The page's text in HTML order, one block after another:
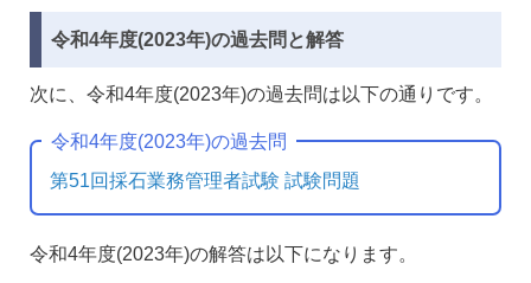
令和4年度(2023年)の過去問と解答
次に、令和4年度(2023年)の過去問は以下の通りです。
令和4年度(2023年)の過去問
第51回採石業務管理者試験 試験問題
令和4年度(2023年)の解答は以下になります。